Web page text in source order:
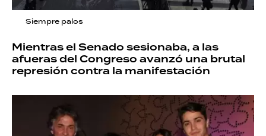
Siempre palos
Mientras el Senado sesionaba, a las
afueras del Congreso avanzó una brutal
represión contra la manifestación